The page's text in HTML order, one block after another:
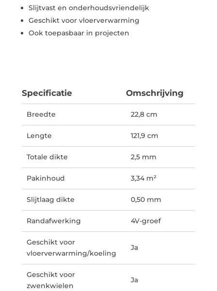
Slijtvast en onderhoudsvriendelijk
Geschikt voor vloerverwarming
Ook toepasbaar in projecten
Specificatie Omschrijving
Breedte 22,8 cm
Lengte 121,9 cm
Totale dikte 2,5 mm
Pakinhoud 3,34 m²
Slijtlaag dikte 0,50 mm
Randafwerking 4V-groef
Geschikt voor
vloerverwarming/koeling
Ja
Geschikt voor
zwenkwielen
Ja